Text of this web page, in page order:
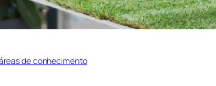
de conhecimento